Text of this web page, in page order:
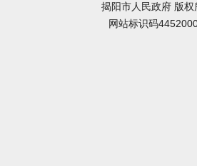
揭阳市人民政府 版
网站标识码